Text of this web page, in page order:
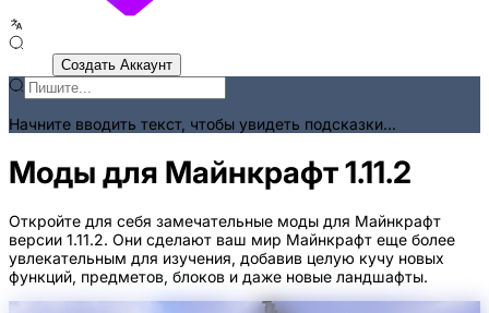
Создать Аккаунт
Начните вводить текст, чтобы увидеть подсказки...
Моды для Майнкрафт 1.11.2
Откройте для себя замечательные моды для Майнкрафт
версии 1.11.2. Они сделают ваш мир Майнкрафт еще более
увлекательным для изучения, добавив целую кучу новых
функций, предметов, блоков и даже новые ландшафты.